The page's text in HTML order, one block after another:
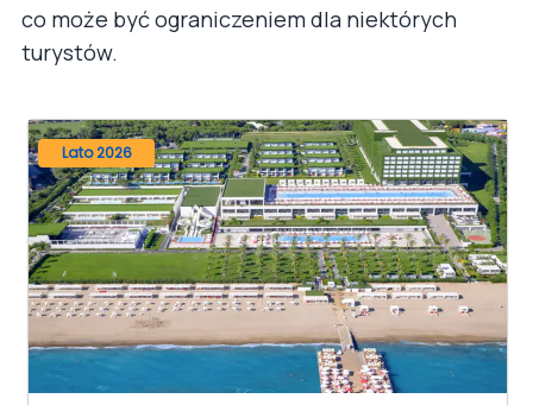
co może być ograniczeniem dla niektórych
turystów.
Lato 2026